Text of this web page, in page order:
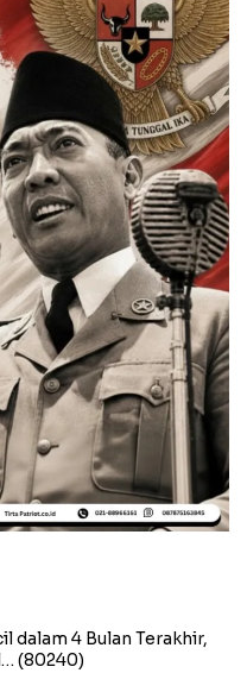
dalam 4 Bulan Terakhir,
(80240)